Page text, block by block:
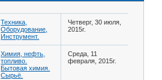
Техника,
Оборудование,
Инструмент.
Четверг, 30 июля,
2015г.
Химия, нефть,
топливо.
Бытовая химия.
Сырьё.
Среда, 11
февраля, 2015г.